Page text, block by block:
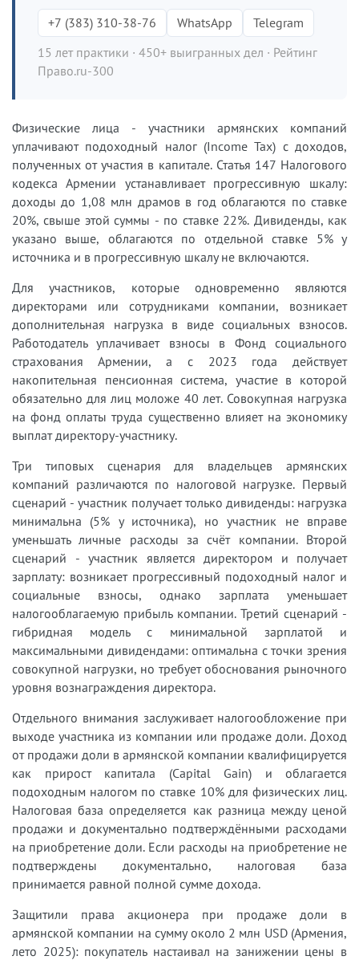
+7 (383) 310-38-76 WhatsApp
Telegram
15 лет практики · 450+ выигранных дел · Рейтинг
Право.ru-300
Физические лица - участники армянских компаний
уплачивают подоходный налог (Income Tax) с доходов,
полученных от участия в капитале. Статья 147 Налогового
кодекса Армении устанавливает прогрессивную шкалу:
доходы до 1,08 млн драмов в год облагаются по ставке
20%, свыше этой суммы - по ставке 22%. Дивиденды, как
указано выше, облагаются по отдельной ставке 5% у
источника и в прогрессивную шкалу не включаются.
Для участников, которые одновременно являются
директорами или сотрудниками компании, возникает
дополнительная нагрузка в виде социальных взносов.
Работодатель уплачивает взносы в Фонд социального
страхования Армении, а с 2023 года действует
накопительная пенсионная система, участие в которой
обязательно для лиц моложе 40 лет. Совокупная нагрузка
на фонд оплаты труда существенно влияет на экономику
выплат директору-участнику.
Три типовых сценария для владельцев армянских
компаний различаются по налоговой нагрузке. Первый
сценарий - участник получает только дивиденды: нагрузка
минимальна (5% у источника), но участник не вправе
уменьшать личные расходы за счёт компании. Второй
сценарий - участник является директором и получает
зарплату: возникает прогрессивный подоходный налог и
социальные взносы, однако зарплата уменьшает
налогооблагаемую прибыль компании. Третий сценарий -
гибридная модель с минимальной зарплатой и
максимальными дивидендами: оптимальна с точки зрения
совокупной нагрузки, но требует обоснования рыночного
уровня вознаграждения директора.
Отдельного внимания заслуживает налогообложение при
выходе участника из компании или продаже доли. Доход
от продажи доли в армянской компании квалифицируется
как прирост капитала (Capital Gain) и облагается
подоходным налогом по ставке 10% для физических лиц.
Налоговая база определяется как разница между ценой
продажи и документально подтверждёнными расходами
на приобретение доли. Если расходы на приобретение не
подтверждены документально, налоговая база
принимается равной полной сумме дохода.
Защитили права акционера при продаже доли в
армянской компании на сумму около 2 млн USD (Армения,
лето 2025): покупатель настаивал на занижении цены в